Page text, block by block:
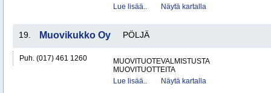
Lue lisää..
Näytä kartalla
19. Muovikukko Oy PÖLJÄ
Puh. (017) 461 1260
MUOVITUOTEVALMISTUSTA
MUOVITUOTTEITA
Lue lisää..
Näytä kartalla